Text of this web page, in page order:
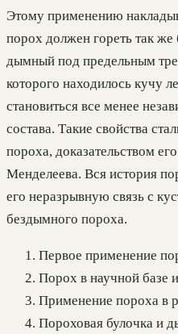
Этому применению
порох должен гореть так
дымный под предельным
которого находилось кучу
становиться все менее
состава. Такие свойства
пороха, доказательством
Менделеева. Вся история
его неразрывную связь с
бездымного пороха.
Первое применение
Порох в научной базе
Применение пороха в
Пороховая булочка и